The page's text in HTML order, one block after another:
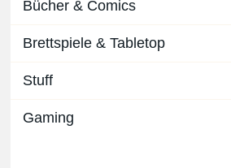
Bücher & Comics
Brettspiele & Tabletop
Stuff
Gaming